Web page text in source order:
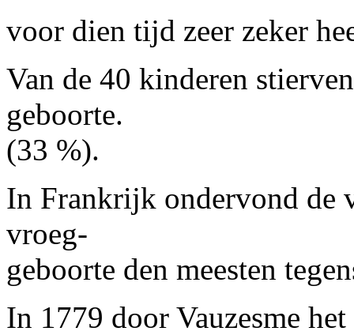
voor dien tijd zeer zeker
Van de 40 kinderen
geboorte.
(33 %).
In Frankrijk ondervond de
vroeg-
geboorte den meesten
In 1779 door Vauzesme